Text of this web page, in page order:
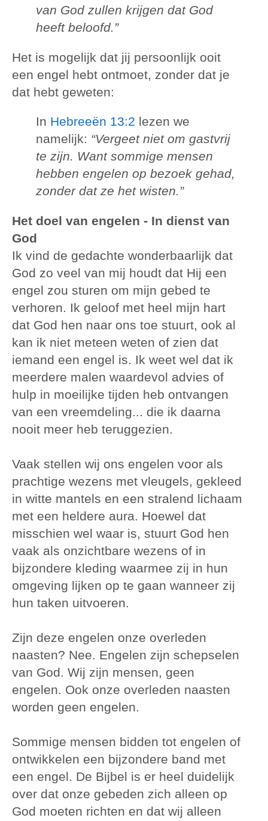
van God zullen krijgen dat God
heeft beloofd.”
Het is mogelijk dat jij persoonlijk ooit
een engel hebt ontmoet, zonder dat je
dat hebt geweten:
In Hebreeën 13:2 lezen we
namelijk: “Vergeet niet om gastvrij
te zijn. Want sommige mensen
hebben engelen op bezoek gehad,
zonder dat ze het wisten.”
Het doel van engelen - In dienst van
God
Ik vind de gedachte wonderbaarlijk dat
God zo veel van mij houdt dat Hij een
engel zou sturen om mijn gebed te
verhoren. Ik geloof met heel mijn hart
dat God hen naar ons toe stuurt, ook al
kan ik niet meteen weten of zien dat
iemand een engel is. Ik weet wel dat ik
meerdere malen waardevol advies of
hulp in moeilijke tijden heb ontvangen
van een vreemdeling... die ik daarna
nooit meer heb teruggezien.
Vaak stellen wij ons engelen voor als
prachtige wezens met vleugels, gekleed
in witte mantels en een stralend lichaam
met een heldere aura. Hoewel dat
misschien wel waar is, stuurt God hen
vaak als onzichtbare wezens of in
bijzondere kleding waarmee zij in hun
omgeving lijken op te gaan wanneer zij
hun taken uitvoeren.
Zijn deze engelen onze overleden
naasten? Nee. Engelen zijn schepselen
van God. Wij zijn mensen, geen
engelen. Ook onze overleden naasten
worden geen engelen.
Sommige mensen bidden tot engelen of
ontwikkelen een bijzondere band met
een engel. De Bijbel is er heel duidelijk
over dat onze gebeden zich alleen op
God moeten richten en dat wij alleen